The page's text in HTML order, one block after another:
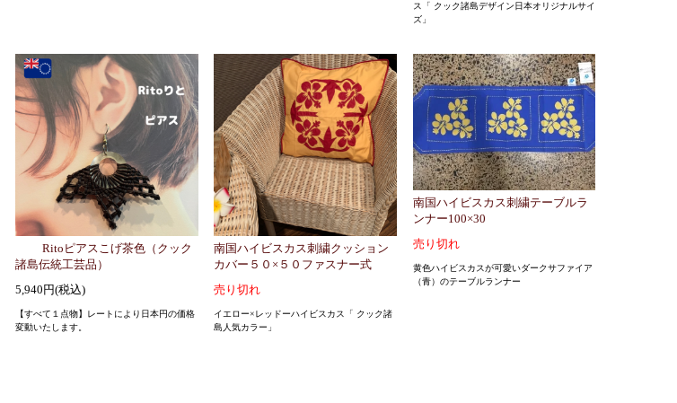
ス「 クック諸島デザイン日本オリジナルサイ
ズ」
Ritoピアスこげ茶色（クック
諸島伝統工芸品）
5,940円(税込)
【すべて１点物】レートにより日本円の価格
変動いたします。
南国ハイビスカス刺繍クッション
カバー５０×５０ファスナー式
売り切れ
イエロー×レッドーハイビスカス「 クック諸
島人気カラー」
南国ハイビスカス刺繍テーブルラ
ンナー100×30
売り切れ
黄色ハイビスカスが可愛いダークサファイア
（青）のテーブルランナー